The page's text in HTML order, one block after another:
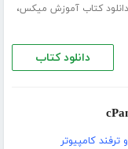
دانلود کتاب آموزش میکس،
دانلود کتاب
کامپیوتر